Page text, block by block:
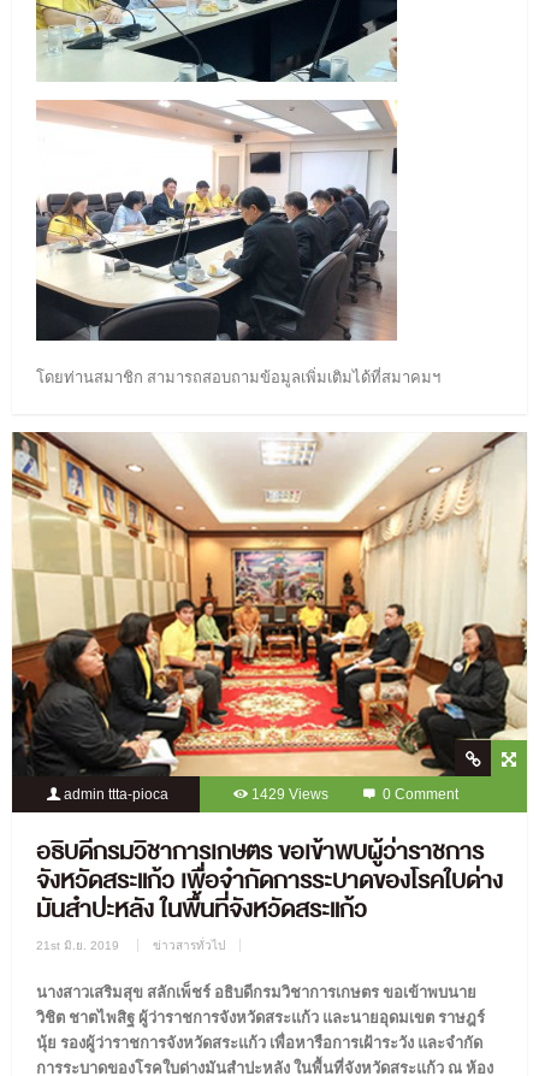
โดยท่านสมาชิก สามารถสอบถามข้อมูลเพิ่มเติมได้ที่สมาคมฯ
admin ttta-pioca 1429 Views 0 Comment
อธิบดีกรมวิชาการเกษตร ขอเข้าพบผู้ว่าราชการ
จังหวัดสระแก้ว เพื่อจำกัดการระบาดของโรคใบด่าง
มันสำปะหลัง ในพื้นที่จังหวัดสระแก้ว
21st มิ.ย. 2019 ข่าวสารทั่วไป
นางสาวเสริมสุข สลักเพ็ชร์ อธิบดีกรมวิชาการเกษตร ขอเข้าพบนาย
วิชิต ชาตไพสิฐ ผู้ว่าราชการจังหวัดสระแก้ว และนายอุดมเขต ราษฎร์
นุ้ย รองผู้ว่าราชการจังหวัดสระแก้ว เพื่อหารือการเฝ้าระวัง และจำกัด
การระบาดของโรคใบด่างมันสำปะหลัง ในพื้นที่จังหวัดสระแก้ว ณ ห้อง